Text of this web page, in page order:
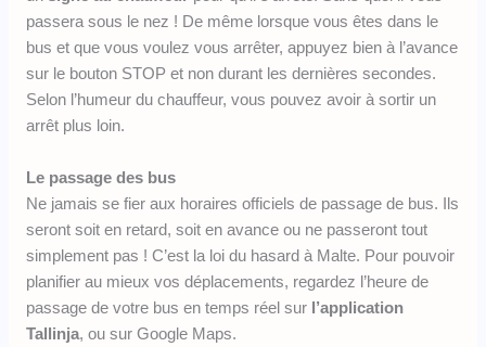
passera sous le nez ! De même lorsque vous êtes dans le
bus et que vous voulez vous arrêter, appuyez bien à l’avance
sur le bouton STOP et non durant les dernières secondes.
Selon l’humeur du chauffeur, vous pouvez avoir à sortir un
arrêt plus loin.
Le passage des bus
Ne jamais se fier aux horaires officiels de passage de bus. Ils
seront soit en retard, soit en avance ou ne passeront tout
simplement pas ! C’est la loi du hasard à Malte. Pour pouvoir
planifier au mieux vos déplacements, regardez l’heure de
passage de votre bus en temps réel sur l’application
Tallinja, ou sur Google Maps.